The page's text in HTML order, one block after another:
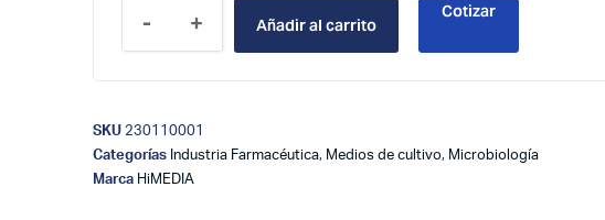
- + Añadir al carrito
Cotizar
SKU 230110001
Categorías Industria Farmacéutica, Medios de cultivo, Microbiología
Marca HiMEDIA